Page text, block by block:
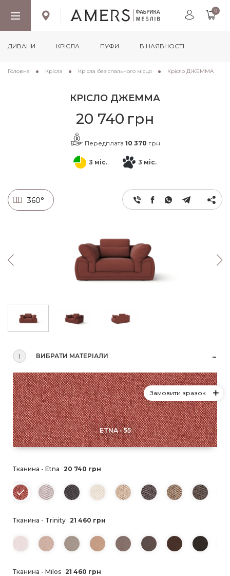
0
ДИВАНИ КРІСЛА ПУФИ В НАЯВНОСТІ
Головна Крісла Крісла без спального місця Крісло ДЖЕММА
КРІСЛО ДЖЕММА
20 740 грн
Передплата 10 370 грн
3 міс. 3 міс.
360°
1 ВИБРАТИ МАТЕРІАЛИ
ETNA - 55
Замовити зразок
Тканина - Etna 20 740 грн
Тканина - Trinity 21 460 грн
Тканина - Milos 21 460 грн